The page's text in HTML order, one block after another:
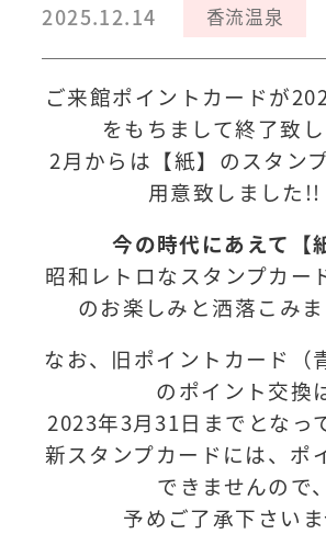
2025.12.14 香流温泉
ご来館ポイントカードが
をもちまして終了致し
2月からは【紙】のスタン
用意致しました
今の時代にあえて【
昭和レトロなスタンプカー
のお楽しみと洒落こみ
なお、旧ポイントカード（
のポイント交換
2023年3月31日までとなっ
新スタンプカードには、ポ
できませんので、
予めご了承下さいま